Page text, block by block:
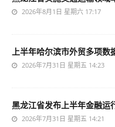
2026年8月1日 星期六 17:17
上半年哈尔滨市外贸多项数
2026年7月31日 星期五 14:23
黑龙江省发布上半年金融运
2026年7月31日 星期五 14:21